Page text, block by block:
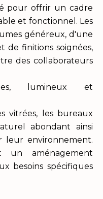
pour offrir un cadre
et fonctionnel. Les
généreux, d'une
de finitions soignées,
des collaborateurs
lumineux et
vitrées, les bureaux
abondant ainsi
leur environnement.
un aménagement
besoins spécifiques